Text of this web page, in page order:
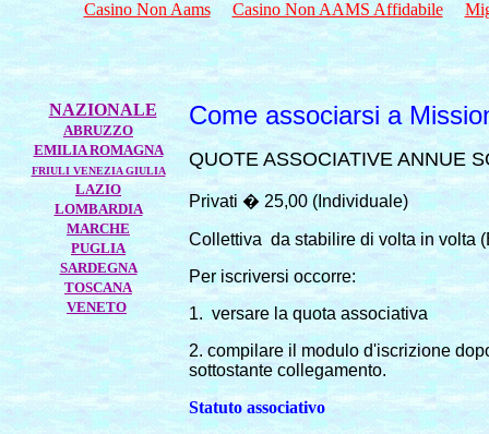
Casino Non Aams Casino Non AAMS Affidabile
NAZIONALE
ABRUZZO
EMILIA ROMAGNA
FRIULI VENEZIA GIULIA
LAZIO
LOMBARDIA
MARCHE
PUGLIA
SARDEGNA
TOSCANA
VENETO
Come associarsi a
QUOTE ASSOCIATIVE ANNUE
Privati � 25,00 (Individuale)
Collettiva da stabilire di volta in volta
Per iscriversi occorre:
1. versare la quota associativa
2. compilare il modulo d'iscrizione
sottostante collegamento.
Statuto associativo